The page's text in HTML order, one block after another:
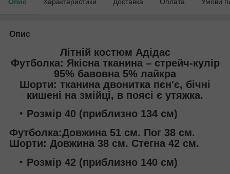
Опис
Літній костюм Адідас
Футболка: Якісна тканина – стрейч-кулір
95% бавовна 5% лайкра
Шорти: тканина двонитка пєн'є, бічні
кишені на змійці, в поясі є утяжка.
Розмір 40 (приблизно 134 см)
Футболка:Довжина 51 см. Пог 38 см.
Шорти: Довжина 38 см. Стегна 42 см.
Розмір 42 (приблизно 140 см)